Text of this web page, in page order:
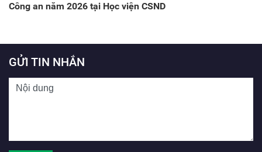
Công an năm 2026 tại Học viện CSND
GỬI TIN NHẮN